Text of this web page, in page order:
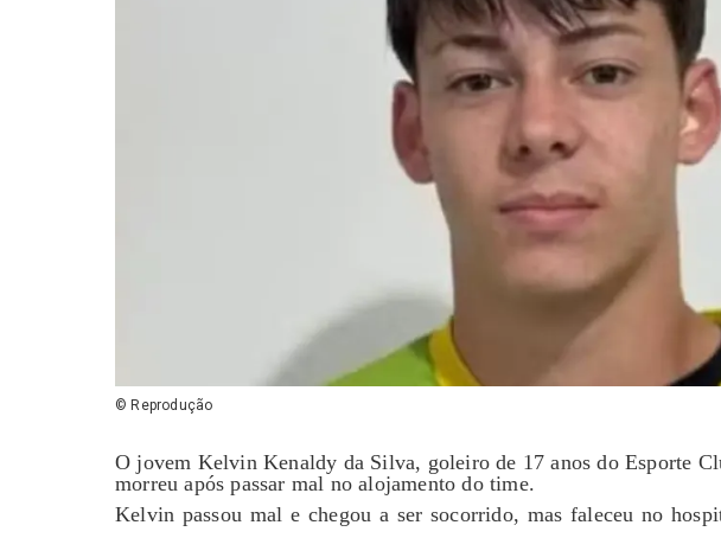
© Reprodução
O jovem Kelvin Kenaldy da Silva, goleiro de 17 anos do Esporte
morreu após passar mal no alojamento do time.
Kelvin passou mal e chegou a ser socorrido, mas faleceu no